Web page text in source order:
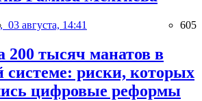
03 августа, 14:41 605
200 тысяч манатов в
системе: риски, которых
цифровые реформы